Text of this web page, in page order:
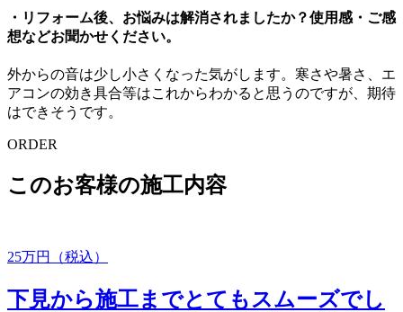
・リフォーム後、お悩みは解消されましたか？使用感・ご感
想などお聞かせください。
外からの音は少し小さくなった気がします。寒さや暑さ、エ
アコンの効き具合等はこれからわかると思うのですが、期待
はできそうです。
ORDER
このお客様の施工内容
25万円（税込）
下見から施工までとてもスムーズでし